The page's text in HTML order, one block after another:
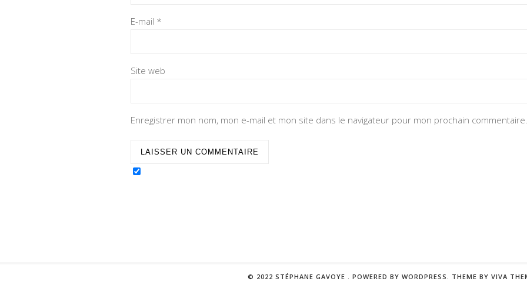
E-mail *
Site web
Enregistrer mon nom, mon e-mail et mon site dans le navigateur pour mon prochain commentaire.
© 2022 STÉPHANE GAVOYE .POWERED BY WORDPRESS. THEME BYVIVA